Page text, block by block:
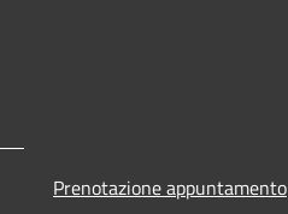
Prenotazione appuntamento